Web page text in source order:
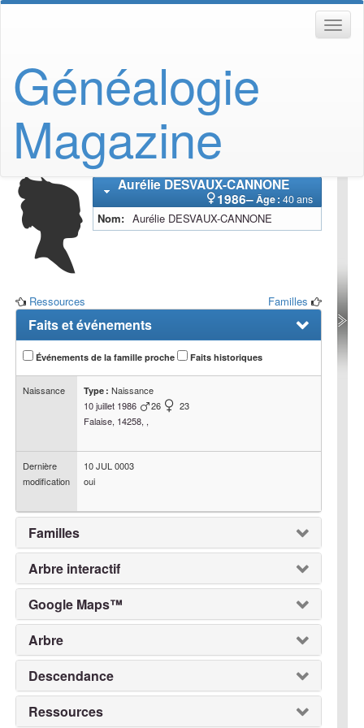
Généalogie
Magazine
AurélieDESVAUX-CANNONE
1986–Âge : 40 ans
Nom Aurélie DESVAUX-CANNONE
Ressources Familles
Faits et événements
Événements de la famille proche Faits historiques
Naissance Type : Naissance
10 juillet 1986
26
23
Falaise, 14258, ,
Dernière
modification
10 JUL 0003
oui
Familles
Arbre interactif
Google Maps™
Arbre
Descendance
Ressources